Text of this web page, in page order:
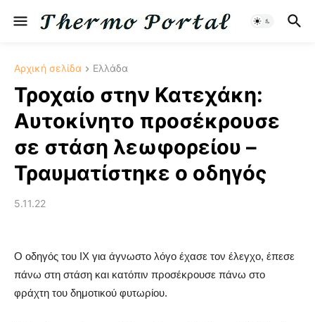
Αρχική σελίδα Ελλάδα
Τροχαίο στην Κατεχάκη:
Αυτοκίνητο προσέκρουσε
σε στάση λεωφορείου –
Τραυματίστηκε ο οδηγός
5.11.22
Ο οδηγός του ΙΧ για άγνωστο λόγο έχασε τον έλεγχο, έπεσε
πάνω στη στάση και κατόπιν προσέκρουσε πάνω στο
φράχτη του δημοτικού φυτωρίου.